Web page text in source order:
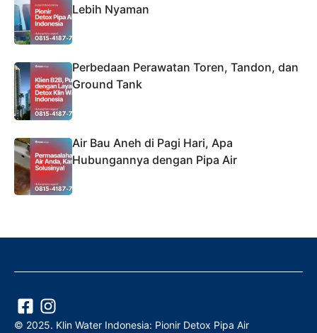
Lebih Nyaman
Perbedaan Perawatan Toren, Tandon, dan
Ground Tank
Air Bau Aneh di Pagi Hari, Apa
Hubungannya dengan Pipa Air
© 2025. Klin Water Indonesia: Pionir Detox Pipa Air